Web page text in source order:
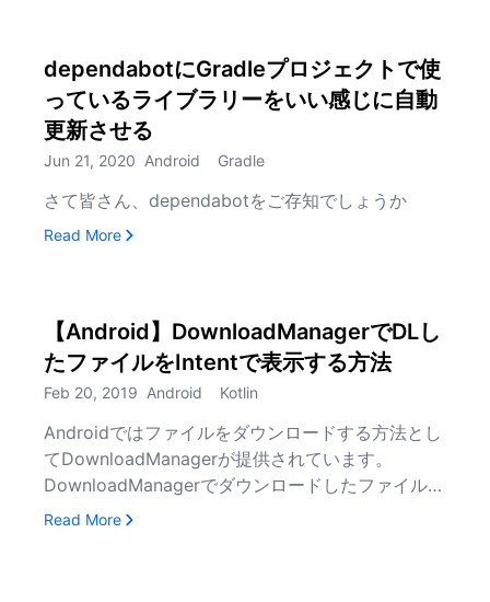
dependabotにGradleプロジェクトで使
っているライブラリーをいい感じに自動
更新させる
Jun 21, 2020 Android Gradle
さて皆さん、dependabotをご存知でしょうか
Read More, dependabotにGradleプロジェクトで使っているラ
【Android】DownloadManagerでDLし
たファイルをIntentで表示する方法
Feb 20, 2019 Android Kotlin
Androidではファイルをダウンロードする方法とし
てDownloadManagerが提供されています。
DownloadManagerでダウンロードしたファイルを
IntentでACTION_VIEWを投げ外部アプリで表示す
Read More, 【Android】DownloadManagerでDLしたファイル